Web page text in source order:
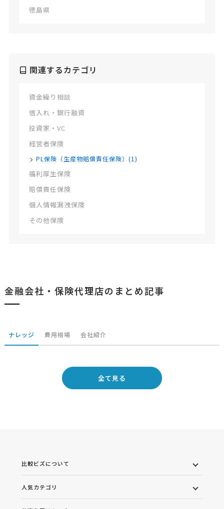
徳島県
関連するカテゴリ
資金繰り相談
借入れ・銀行融資
投資家・VC
経営者保険
PL保険（生産物賠償責任保険）(1)
福利厚生保険
賠償責任保険
個人情報漏洩保険
その他保険
金融会社・保険代理店のまとめ記事
ナレッジ 費用相場 会社紹介
全て見る
比較ビズについて
人気カテゴリ